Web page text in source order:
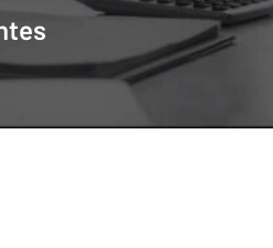
vendus près de